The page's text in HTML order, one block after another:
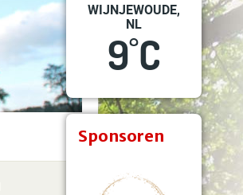
WIJNJEWOUDE,
NL
9°C
Sponsoren